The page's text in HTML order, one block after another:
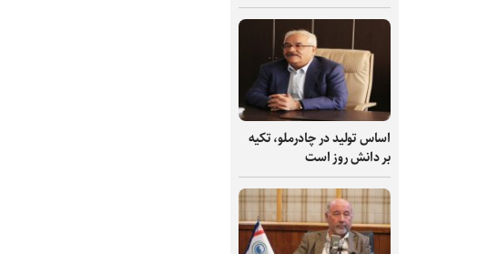
اساس تولید در چادرملو، تکیه
بر دانش‌ روز است